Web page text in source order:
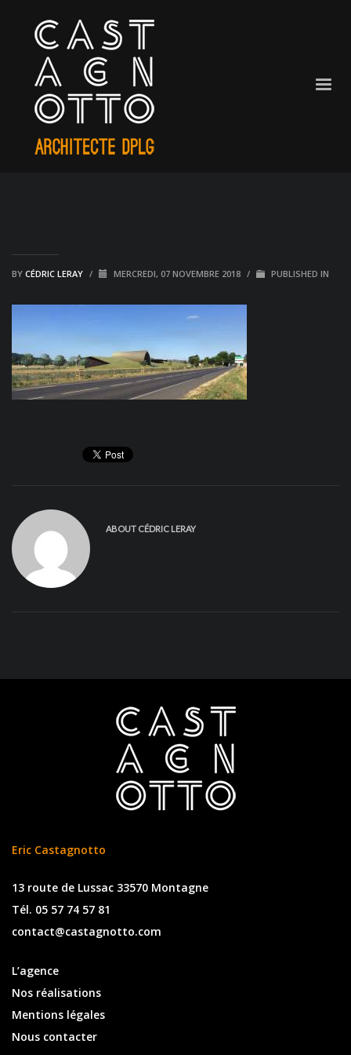
BY CÉDRIC LERAY / MERCREDI, 07 NOVEMBRE 2018 / PUBLISHED IN
ABOUT CÉDRIC LERAY
Eric Castagnotto
13 route de Lussac 33570 Montagne
Tél. 05 57 74 57 81
contact@castagnotto.com
L’agence
Nos réalisations
Mentions légales
Nous contacter